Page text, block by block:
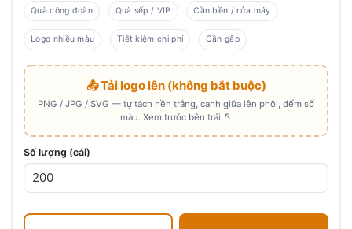
Quà công đoàn Quà sếp / VIP Cần bền / rửa máy
Logo nhiều màu Tiết kiệm chi phí Cần gấp
📤 Tải logo lên (không bắt buộc)
PNG / JPG / SVG — tự tách nền trắng, canh giữa lên phôi, đếm số
màu. Xem trước bên trái ↖
Số lượng (cái)